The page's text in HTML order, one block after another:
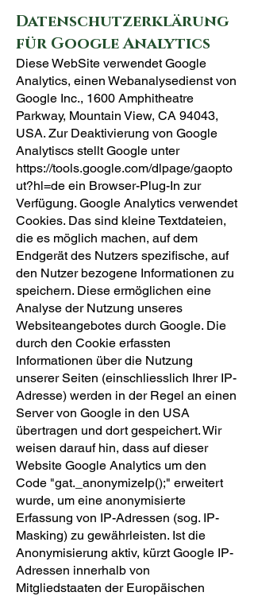
Datenschutzerklärung
für Google Analytics
Diese WebSite verwendet Google
Analytics, einen Webanalysedienst von
Google Inc., 1600 Amphitheatre
Parkway, Mountain View, CA 94043,
USA. Zur Deaktivierung von Google
Analytiscs stellt Google unter
https://tools.google.com/dlpage/gaopto
ut?hl=de ein Browser-Plug-In zur
Verfügung. Google Analytics verwendet
Cookies. Das sind kleine Textdateien,
die es möglich machen, auf dem
Endgerät des Nutzers spezifische, auf
den Nutzer bezogene Informationen zu
speichern. Diese ermöglichen eine
Analyse der Nutzung unseres
Websiteangebotes durch Google. Die
durch den Cookie erfassten
Informationen über die Nutzung
unserer Seiten (einschliesslich Ihrer IP-
Adresse) werden in der Regel an einen
Server von Google in den USA
übertragen und dort gespeichert. Wir
weisen darauf hin, dass auf dieser
Website Google Analytics um den
Code "gat._anonymizeIp();" erweitert
wurde, um eine anonymisierte
Erfassung von IP-Adressen (sog. IP-
Masking) zu gewährleisten. Ist die
Anonymisierung aktiv, kürzt Google IP-
Adressen innerhalb von
Mitgliedstaaten der Europäischen